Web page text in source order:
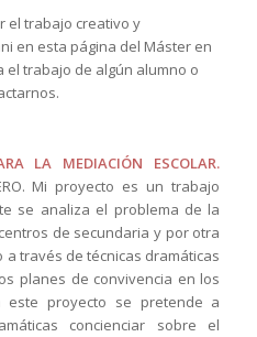
el trabajo creativo y
en esta página del Máster en
el trabajo de algún alumno o
LA MEDIACIÓN ESCOLAR.
Mi proyecto es un trabajo
se analiza el problema de la
de secundaria y por otra
través de técnicas dramáticas
planes de convivencia en los
este proyecto se pretende a
concienciar sobre el